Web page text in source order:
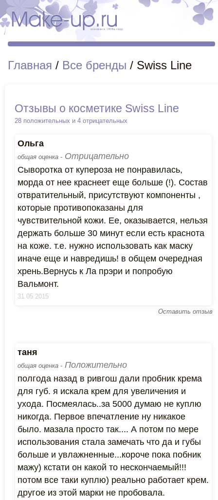
Главная / Все бренды / Swiss Line
Отзывы о косметике Swiss Line
28 положительных и 4 отрицательных
Ольга
общая оценка - Отрицательно
Сыворотка от купероза не понравилась,
морда от нее краснеет еще больше (!). Состав
отвратительный, присутствуют компоненты ,
которые противопоказаны для
чувствительной кожи. Ее, оказывается, нельзя
держать больше 30 минут если есть краснота
на коже. т.е. нужно использовать как маску
иначе еще и навредишь! в общем очередная
хрень.Вернусь к Ла прэри и попробую
Вальмонт.
31.05.2015
Оставить отзыв
таня
общая оценка - Положительно
полгода назад в ривгош дали пробник крема
для губ. я искала крем для увеличения и
ухода. Посмеялась..за 5000 думаю не куплю
никогда. Первое впечатление ну никакое
было. мазала просто так.... А потом по мере
использования стала замечать что да и губы
больше и увлажненные...короче пока побник
мажу) кстати он какой то нескончаемый!!!
потом все таки куплю) реально работает крем.
другое из этой марки не пробовала.